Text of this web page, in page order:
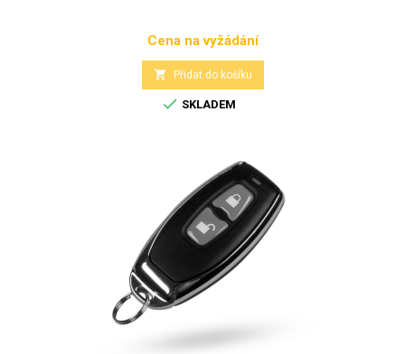
Cena
Cena na vyžádání
 Přidat do košíku
 SKLADEM